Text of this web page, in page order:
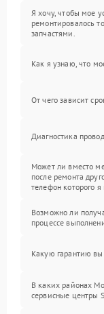
Я хочу, чтобы мое
ремонтировалось
запчастями.
Как я узнаю, что
От чего зависит
Диагностика
Может ли вместо
после ремонта
телефон которого
Возможно ли
процессе
Какую гарантию вы
В каких районах
сервисные центры